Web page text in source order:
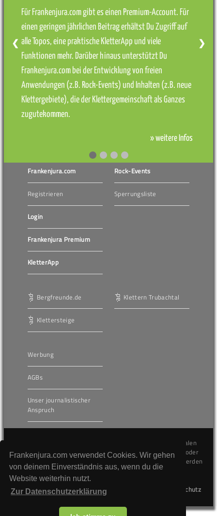
Frankenjura.com verwendet Cookies. Wir gehen
von deinem Einverständnis aus, wenn du die
Website weiterhin nutzt.
Zur Datenschutzerklärung
Für Frankenjura.com gibt es einen Premium-Account. Für
einen geringen jährlichen Beitrag erhältst Du Zugriff auf
alle Topos, eine praktische KletterApp und viele
Funktionen mehr. Darüber hinaus unterstützt Du
Frankenjura.com bei der Entwicklung von freien
Anwendungen (z.B. Rock-Events) und Inhalten (z.B. neue
Klettergebiete), die der Klettergemeinschaft als Ganzes
zugutekommen.
» weitere Infos
❮ ❯
Frankenjura.com
Registrieren
Login
Frankenjura Premium
KletterApp
Rock-Events
Sperrungsliste
Bergfreunde.de
Klettersteige
Klettern Trubachtal
Werbung
AGBs
Unser journalistischer
Anspruch
Die hier veröffentlichten Inhalte unterliegen dem internationalen
Urheberrecht (Copyright) und dürfen nicht kopiert, verändert oder
unverändert wiederveröffentlicht werden. Gegen Verstöße werden
wir auf juristischem Wege vorgehen.
Kontakt
Datenschutz